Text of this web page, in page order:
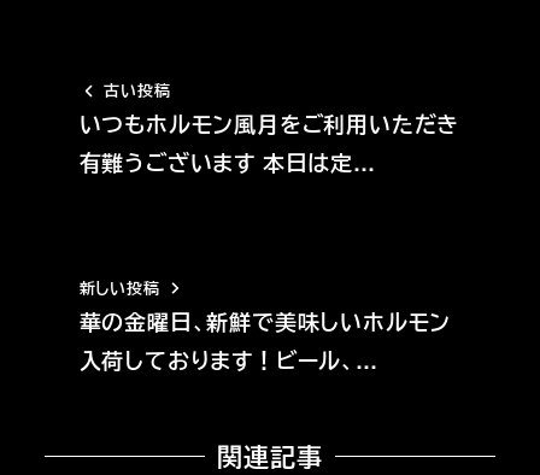
古い投稿
いつもホルモン風月をご利用いただき
有難うございます 本日は定…
新しい投稿
華の金曜日、新鮮で美味しいホルモン
入荷しております！ビール、…
関連記事